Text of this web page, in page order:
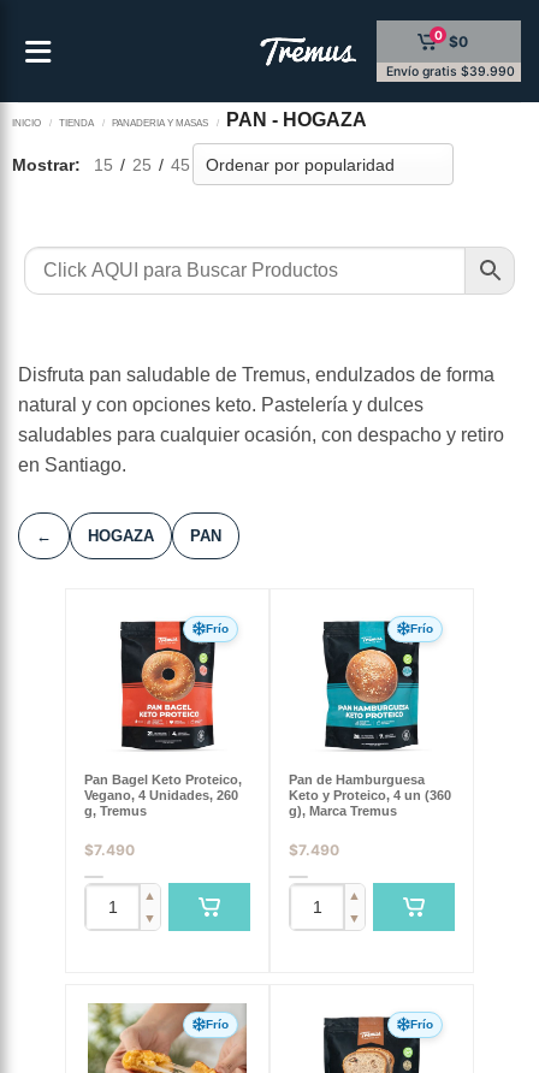
0 $0
Envío gratis $39.990
INICIO / TIENDA / PANADERIA Y MASAS / PAN - HOGAZA
Mostrar: 15 / 25 / 45
Disfruta pan saludable de Tremus, endulzados de forma
natural y con opciones keto. Pastelería y dulces
saludables para cualquier ocasión, con despacho y retiro
en Santiago.
← HOGAZA PAN
Frío
Pan Bagel Keto Proteico,
Vegano, 4 Unidades, 260
g, Tremus
$7.490
▲
▼
Frío
Pan de Hamburguesa
Keto y Proteico, 4 un (360
g), Marca Tremus
$7.490
▲
▼
Frío Frío